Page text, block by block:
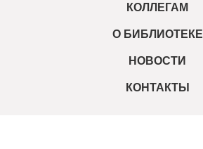
КОЛЛЕГАМ
О БИБЛИОТЕКЕ
НОВОСТИ
КОНТАКТЫ